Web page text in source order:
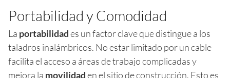
Portabilidad y Comodidad
La portabilidades un factor clave que distingue a los
taladros inalámbricos. No estar limitado por un cable
facilita el acceso a áreas de trabajo complicadas y
mejora la movilidaden el sitio de construcción. Esto es